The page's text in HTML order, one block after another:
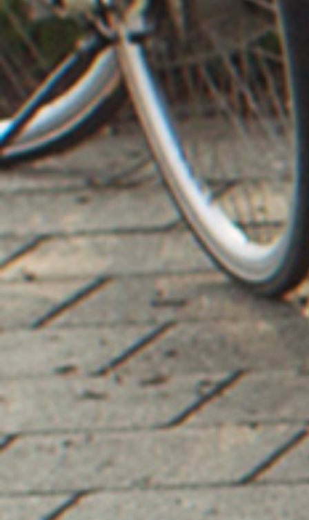
Kinderen en jongeren hebben samen een netto inkomen van
ruim 30 miljard euro. In 2009 was dat 31 miljard euro. De
jongste leeftijdsgroepen (tot en met 14 jaar) zijn er behoorlijk
op vooruit gegaan, jongeren vanaf 15 jaar hebben enkele
procenten minder te besteden.
Wat opvalt is dat er minder geld wordt uitgegeven aan uitgaan.
Ook daalt het percentage jongeren dat geld uitgeeft aan
muziek heel sterk. Meer geld wordt uitgegeven aan mobiele
telefonie en aan allerlei digitale dingen zoals credits, upgrades
voor online platforms en apps.
Van de 25 t/m 29 jarigen woont 20% nog (of weer) thuis
Uit eerdere edities van het Jongerenonderzoek wisten we al
dat jongeren steeds langer thuis bij hun ouders blijven wonen.
Daar liggen verschillende redenen aan ten grondslag. Ze
hebben het thuis vaak naar hun zin. Ze studeren vaak in de
nabije omgeving. Ze kunnen met hun OV kaart overal naartoe.
Goede en goedkope woonruimte is vaak moeilijk te vinden. En
het is natuurlijk gemakkelijk; er wordt voor je gekookt en je was
wordt gedaan.
Inmiddels signaleren we dat er steeds meer jongeren zijn die
weer thuis bij hun ouders gaan wonen, bijvoorbeeld als ze hun
studie hebben afgerond of als een relatie op niets is
uitgelopen. Uit Jongeren 2011 blijkt dat 20% van de oudste
ondervraagden (25 t/m 29 jaar) nog of weer thuis bij zijn of
haar ouders woont. Dat neemt wel wat af naarmate ze ouder
worden, maar ook onder 29-jarigen is dat nog ruim 10%.
Uit het onderzoek blijkt, tot slot, dat veel jongeren zich storen
veel over meningsverschillen en tegenstellingen. Tussen
politieke stromingen, bevolkingsgroepen, landen, rassen. Dat
is zonder twijfel de politieke realiteit, maar die staat ver af van
een generatie die via digitale media intensiever contact met